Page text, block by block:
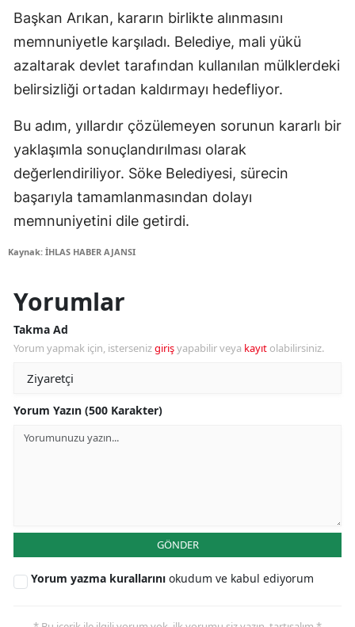
Başkan Arıkan, kararın birlikte alınmasını
memnuniyetle karşıladı. Belediye, mali yükü
azaltarak devlet tarafından kullanılan mülklerdeki
belirsizliği ortadan kaldırmayı hedefliyor.
Bu adım, yıllardır çözülemeyen sorunun kararlı bir
yaklaşımla sonuçlandırılması olarak
değerlendiriliyor. Söke Belediyesi, sürecin
başarıyla tamamlanmasından dolayı
memnuniyetini dile getirdi.
Kaynak: İHLAS HABER AJANSI
Yorumlar
Takma Ad
Yorum yapmak için, istersenizgirişyapabilir veya kayıt olabilirsiniz.
Yorum Yazın (500 Karakter)
GÖNDER
Yorum yazma kurallarını okudum ve kabul ediyorum